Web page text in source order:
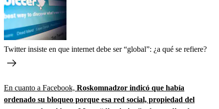
Twitter insiste en que internet debe ser “global”: ¿a qué se refiere?
En cuanto a Facebook, Roskomnadzor indicó que había
ordenado su bloqueo porque esa red social, propiedad del